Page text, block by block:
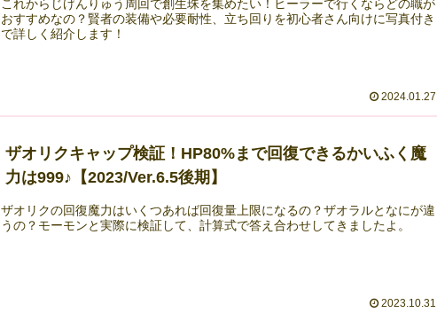
これからじげんりゅう周回で創生珠を集めたい！ヒーラーで行くならどの職が
おすすめなの？賢者の装備や必要耐性、立ち回りを初心者さん向けに写真付き
で詳しく紹介します！
2024.01.27
ザオリクキャップ検証！HP80%まで回復できるかいふく魔
力は999♪【2023/Ver.6.5後期】
ザオリクの回復魔力はいくつあれば回復量上限になるの？ザオラルとなにが違
うの？モーモンと実際に検証して、計算式で答え合わせしてきましたよ。
2023.10.31